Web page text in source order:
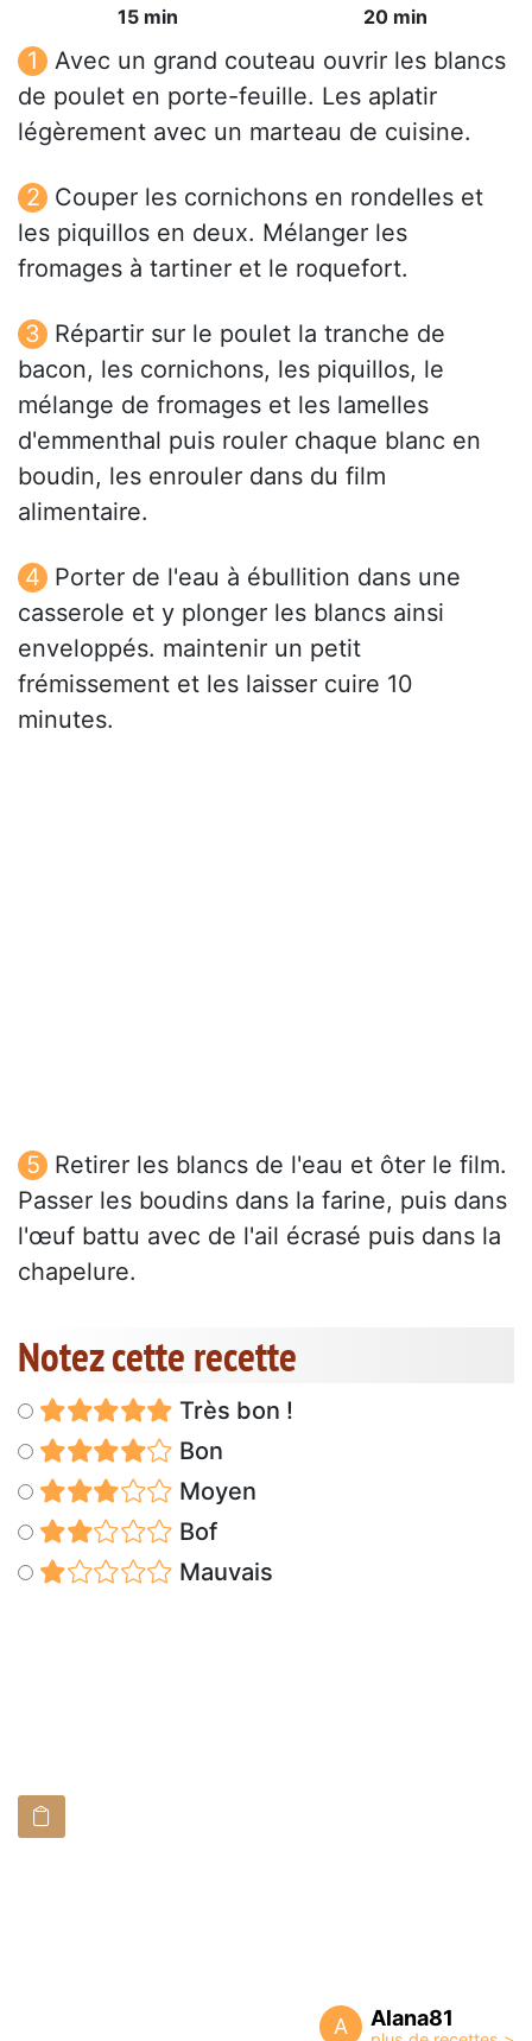
15 min 20 min
Avec un grand couteau ouvrir les blancs
de poulet en porte-feuille. Les aplatir
légèrement avec un marteau de cuisine.
Couper les cornichons en rondelles et
les piquillos en deux. Mélanger les
fromages à tartiner et le roquefort.
Répartir sur le poulet la tranche de
bacon, les cornichons, les piquillos, le
mélange de fromages et les lamelles
d'emmenthal puis rouler chaque blanc en
boudin, les enrouler dans du film
alimentaire.
Porter de l'eau à ébullition dans une
casserole et y plonger les blancs ainsi
enveloppés. maintenir un petit
frémissement et les laisser cuire 10
minutes.
Retirer les blancs de l'eau et ôter le film.
Passer les boudins dans la farine, puis dans
l'œuf battu avec de l'ail écrasé puis dans la
chapelure.
Notez cette recette
Très bon !
Bon
Moyen
Bof
Mauvais
A Alana81